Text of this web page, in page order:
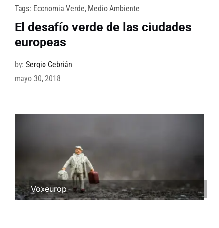
Tags: Economia Verde, Medio Ambiente
El desafío verde de las ciudades
europeas
by: Sergio Cebrián
mayo 30, 2018
Voxeurop